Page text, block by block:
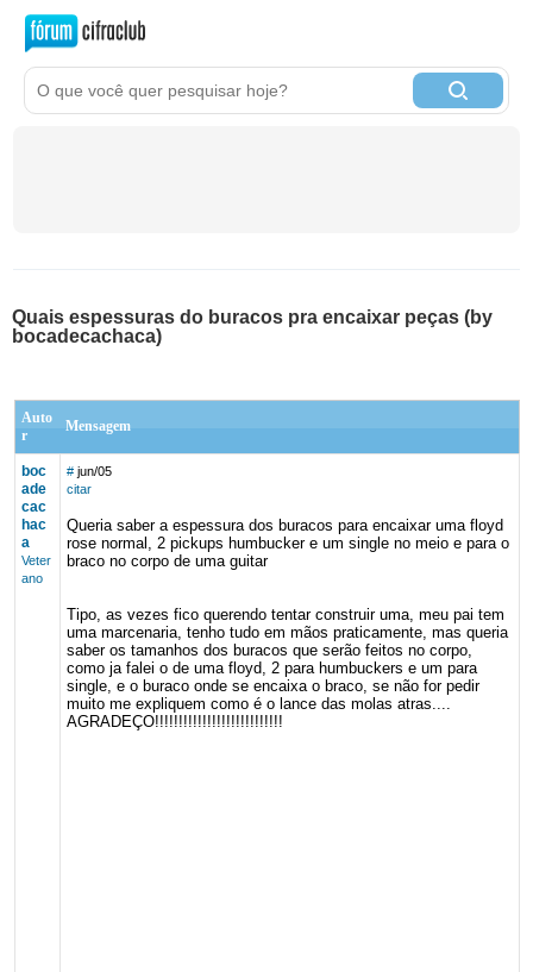
Quais espessuras do buracos pra encaixar peças (by
bocadecachaca)
Auto
r
Mensagem
boc
ade
cac
hac
a
Veter
ano
# jun/05
citar
Queria saber a espessura dos buracos para encaixar uma floyd
rose normal, 2 pickups humbucker e um single no meio e para o
braco no corpo de uma guitar
Tipo, as vezes fico querendo tentar construir uma, meu pai tem
uma marcenaria, tenho tudo em mãos praticamente, mas queria
saber os tamanhos dos buracos que serão feitos no corpo,
como ja falei o de uma floyd, 2 para humbuckers e um para
single, e o buraco onde se encaixa o braco, se não for pedir
muito me expliquem como é o lance das molas atras....
AGRADEÇO!!!!!!!!!!!!!!!!!!!!!!!!!!!